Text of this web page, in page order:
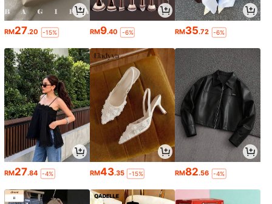
RM27.20 -15% RM9.40 -6% RM35.72 -6%
RM27.84 -4% RM43.35 -15% RM82.56 -4%